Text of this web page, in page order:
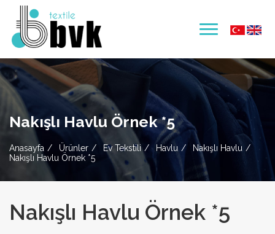
Nakışlı Havlu Örnek *5
Anasayfa Ürünler Ev Tekstili Havlu
Nakışlı Havlu
Nakışlı Havlu Örnek *5
Nakışlı Havlu Örnek *5